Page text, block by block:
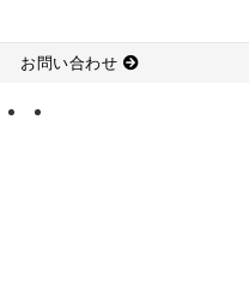
お問い合わせ